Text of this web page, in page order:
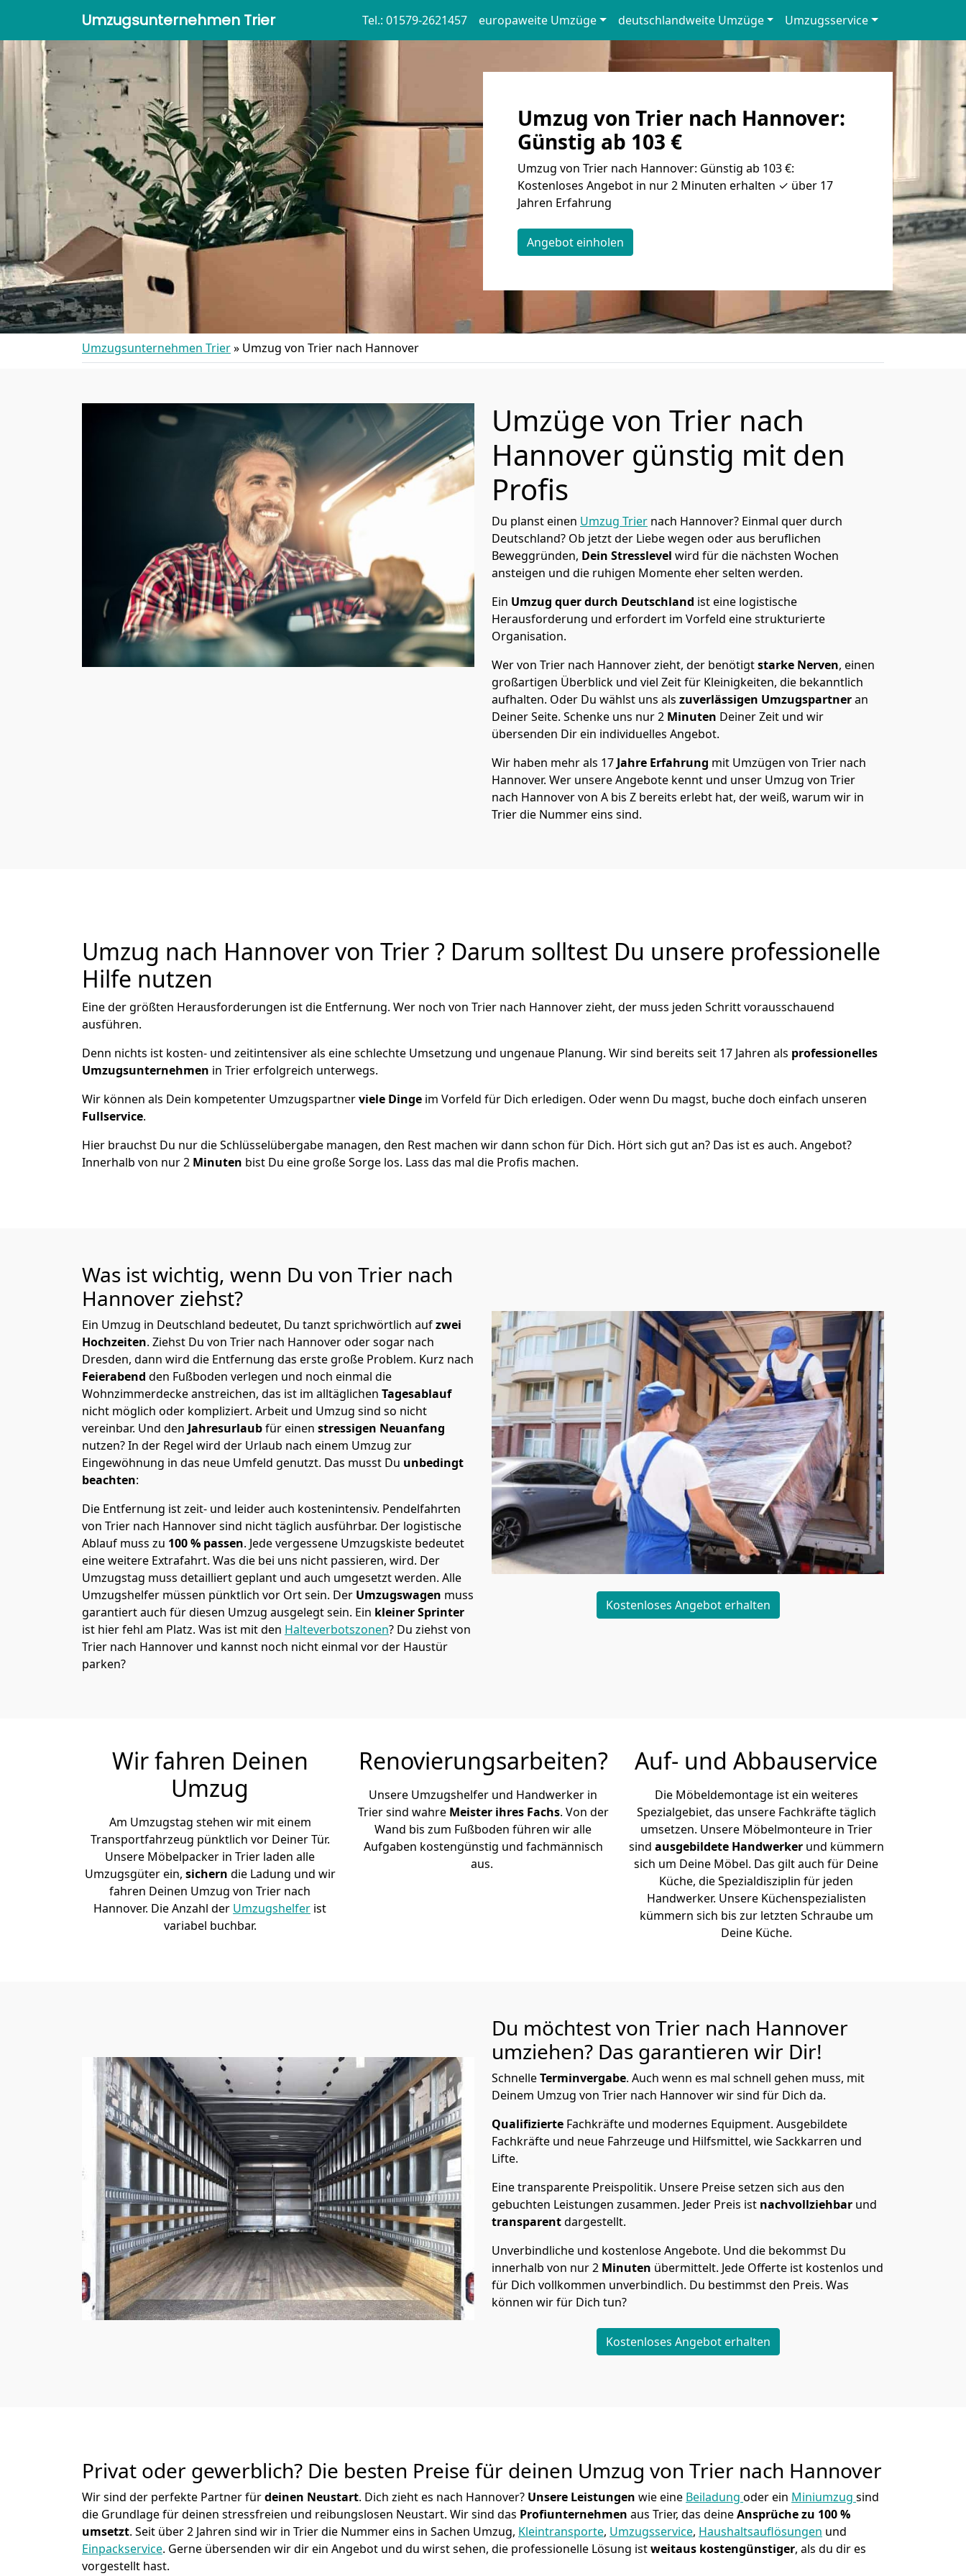
Umzugsunternehmen Trier Tel.: 01579-2621457 europaweite Umzüge deutschlandweite Umzüge Umzugsservice
Umzug von Trier nach Hannover:
Günstig ab 103 €
Umzug von Trier nach Hannover: Günstig ab 103 €:
Kostenloses Angebot in nur 2 Minuten erhalten ✓ über 17
Jahren Erfahrung
Angebot einholen
Umzugsunternehmen Trier» Umzug von Trier nach Hannover
Umzüge von Trier nach
Hannover günstig mit den
Profis
Du planst einen Umzug Trier nach Hannover? Einmal quer durch
Deutschland? Ob jetzt der Liebe wegen oder aus beruflichen
Beweggründen, Dein Stresslevel wird für die nächsten Wochen
ansteigen und die ruhigen Momente eher selten werden.
Ein Umzug quer durch Deutschland ist eine logistische
Herausforderung und erfordert im Vorfeld eine strukturierte
Organisation.
Wer von Trier nach Hannover zieht, der benötigtstarke Nerven, einen
großartigen Überblick und viel Zeit für Kleinigkeiten, die bekanntlich
aufhalten. Oder Du wählst uns als zuverlässigen Umzugspartneran
Deiner Seite. Schenke uns nur2 Minuten Deiner Zeit und wir
übersenden Dir ein individuelles Angebot.
Wir haben mehr als 17 Jahre Erfahrung mit Umzügen von Trier nach
Hannover. Wer unsere Angebote kennt und unser Umzug von Trier
nach Hannover von A bis Z bereits erlebt hat, der weiß, warum wir in
Trier die Nummer eins sind.
Umzug nach Hannover von Trier ? Darum solltest Du unsere professionelle
Hilfe nutzen
Eine der größten Herausforderungen ist die Entfernung. Wer noch von Trier nach Hannover zieht, der muss jeden Schritt vorausschauend
ausführen.
Denn nichts ist kosten- und zeitintensiver als eine schlechte Umsetzung und ungenaue Planung. Wir sind bereits seit 17 Jahren als professionelles
Umzugsunternehmen in Trier erfolgreich unterwegs.
Wir können als Dein kompetenter Umzugspartnerviele Dinge im Vorfeld für Dich erledigen. Oder wenn Du magst, buche doch einfach unseren
Fullservice.
Hier brauchst Du nur die Schlüsselübergabe managen, den Rest machen wir dann schon für Dich. Hört sich gut an? Das ist es auch. Angebot?
Innerhalb von nur 2 Minuten bist Du eine große Sorge los. Lass das mal die Profis machen.
Was ist wichtig, wenn Du von Trier nach
Hannover ziehst?
Ein Umzug in Deutschland bedeutet, Du tanzt sprichwörtlich aufzwei
Hochzeiten. Ziehst Du von Trier nach Hannover oder sogar nach
Dresden, dann wird die Entfernung das erste große Problem. Kurz nach
Feierabend den Fußboden verlegen und noch einmal die
Wohnzimmerdecke anstreichen, das ist im alltäglichen Tagesablauf
nicht möglich oder kompliziert. Arbeit und Umzug sind so nicht
vereinbar. Und den Jahresurlaubfür einen stressigen Neuanfang
nutzen? In der Regel wird der Urlaub nach einem Umzug zur
Eingewöhnung in das neue Umfeld genutzt. Das musst Du unbedingt
beachten:
Die Entfernung ist zeit- und leider auch kostenintensiv. Pendelfahrten
von Trier nach Hannover sind nicht täglich ausführbar. Der logistische
Ablauf muss zu 100 % passen. Jede vergessene Umzugskiste bedeutet
eine weitere Extrafahrt. Was die bei uns nicht passieren, wird. Der
Umzugstag muss detailliert geplant und auch umgesetzt werden. Alle
Umzugshelfer müssen pünktlich vor Ort sein. Der Umzugswagen muss
garantiert auch für diesen Umzug ausgelegt sein. Ein kleiner Sprinter
ist hier fehl am Platz. Was ist mit den Halteverbotszonen? Du ziehst von
Trier nach Hannover und kannst noch nicht einmal vor der Haustür
parken?
Kostenloses Angebot erhalten
Wir fahren Deinen
Umzug
Am Umzugstag stehen wir mit einem
Transportfahrzeug pünktlich vor Deiner Tür.
Unsere Möbelpacker in Trier laden alle
Umzugsgüter ein, sichern die Ladung und wir
fahren Deinen Umzug von Trier nach
Hannover. Die Anzahl der Umzugshelfer ist
variabel buchbar.
Renovierungsarbeiten?
Unsere Umzugshelfer und Handwerker in
Trier sind wahre Meister ihres Fachs. Von der
Wand bis zum Fußboden führen wir alle
Aufgaben kostengünstig und fachmännisch
aus.
Auf- und Abbauservice
Die Möbeldemontage ist ein weiteres
Spezialgebiet, das unsere Fachkräfte täglich
umsetzen. Unsere Möbelmonteure in Trier
sind ausgebildete Handwerker und kümmern
sich um Deine Möbel. Das gilt auch für Deine
Küche, die Spezialdisziplin für jeden
Handwerker. Unsere Küchenspezialisten
kümmern sich bis zur letzten Schraube um
Deine Küche.
Du möchtest von Trier nach Hannover
umziehen? Das garantieren wir Dir!
SchnelleTerminvergabe. Auch wenn es mal schnell gehen muss, mit
Deinem Umzug von Trier nach Hannover wir sind für Dich da.
Qualifizierte Fachkräfte und modernes Equipment. Ausgebildete
Fachkräfte und neue Fahrzeuge und Hilfsmittel, wie Sackkarren und
Lifte.
Eine transparente Preispolitik. Unsere Preise setzen sich aus den
gebuchten Leistungen zusammen. Jeder Preis ist nachvollziehbar und
transparentdargestellt.
Unverbindliche und kostenlose Angebote. Und die bekommst Du
innerhalb von nur2 Minuten übermittelt. Jede Offerte ist kostenlos und
für Dich vollkommen unverbindlich. Du bestimmst den Preis. Was
können wir für Dich tun?
Kostenloses Angebot erhalten
Privat oder gewerblich? Die besten Preise für deinen Umzug von Trier nach Hannover
Wir sind der perfekte Partner fürdeinen Neustart. Dich zieht es nach Hannover? Unsere Leistungen wie eine Beiladung oder ein Miniumzug sind
die Grundlage für deinen stressfreien und reibungslosen Neustart. Wir sind das Profiunternehmen aus Trier, das deineAnsprüche zu 100 %
umsetzt. Seit über 2 Jahren sind wir in Trier die Nummer eins in Sachen Umzug, Kleintransporte, Umzugsservice, Haushaltsauflösungen und
Einpackservice. Gerne übersenden wir dir ein Angebot und du wirst sehen, die professionelle Lösung istweitaus kostengünstiger, als du dir es
vorgestellt hast.